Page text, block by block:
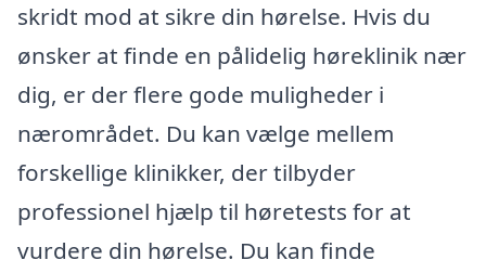
skridt mod at sikre din hørelse. Hvis du
ønsker at finde en pålidelig høreklinik nær
dig, er der flere gode muligheder i
nærområdet. Du kan vælge mellem
forskellige klinikker, der tilbyder
professionel hjælp til høretests for at
vurdere din hørelse. Du kan finde